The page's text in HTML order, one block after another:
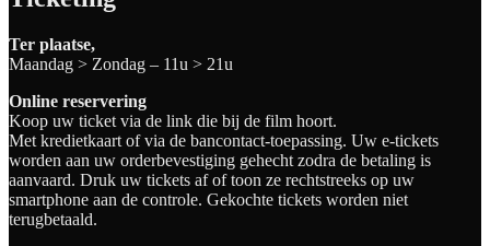
Ter plaatse,
Maandag > Zondag – 11u > 21u
Online reservering
Koop uw ticket via de link die bij de film hoort.
Met kredietkaart of via de bancontact-toepassing. Uw e-tickets
worden aan uw orderbevestiging gehecht zodra de betaling is
aanvaard. Druk uw tickets af of toon ze rechtstreeks op uw
smartphone aan de controle. Gekochte tickets worden niet
terugbetaald.